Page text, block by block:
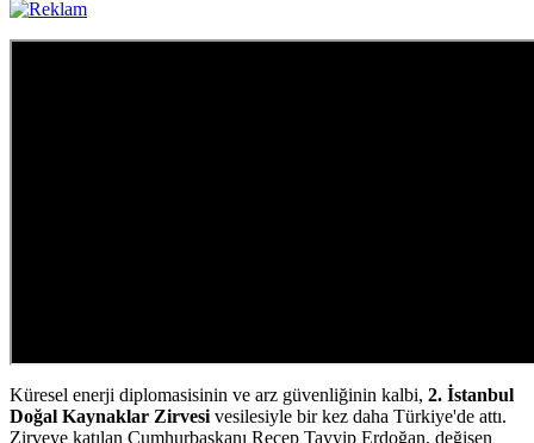
Küresel enerji diplomasisinin ve arz güvenliğinin kalbi, 2. İstanbul
Doğal Kaynaklar Zirvesi vesilesiyle bir kez daha Türkiye'de attı.
Zirveye katılan Cumhurbaşkanı Recep Tayyip Erdoğan, değişen